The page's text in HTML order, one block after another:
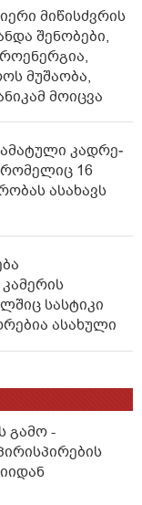
მიწისძვრის
შენობები,
მუშაობა,
მოიცვა
კად­რე­
16
ასახავს
სასტიკი
ასახული
გამო -